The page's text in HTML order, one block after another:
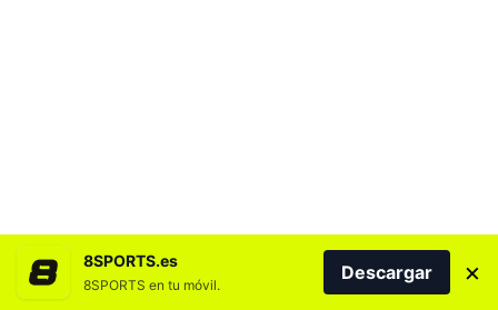
8SPORTS.es
8SPORTS en tu móvil.
Descargar ×